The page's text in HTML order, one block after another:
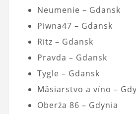
Neumenie – Gdansk
Piwna47 – Gdansk
Ritz – Gdansk
Pravda – Gdansk
Tygle – Gdansk
Mäsiarstvo a víno –
Oberża 86 – Gdynia